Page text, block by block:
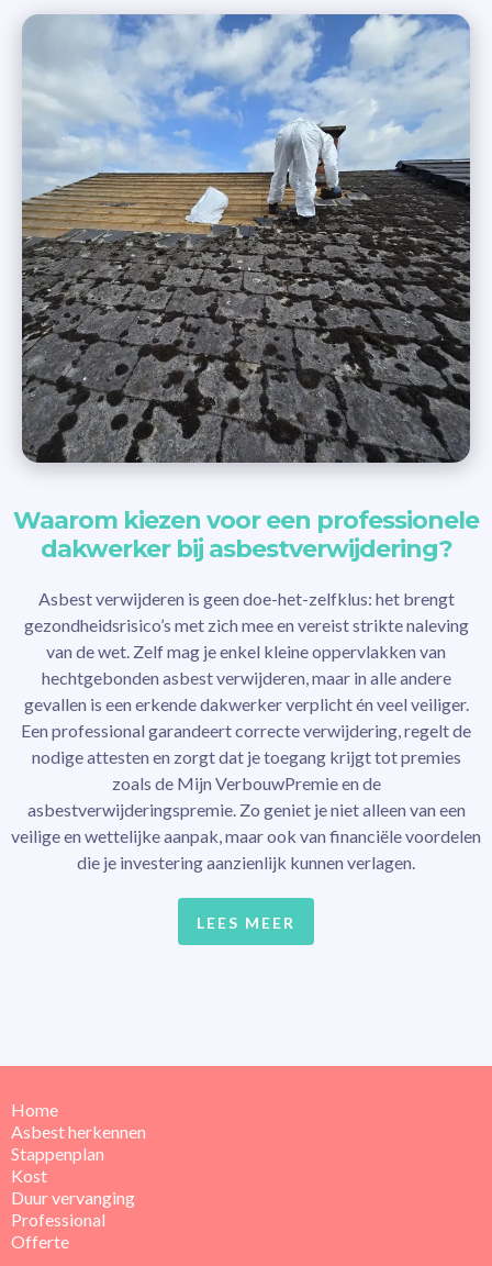
Waarom kiezen voor een professionele
dakwerker bij asbestverwijdering?
Asbest verwijderen is geen doe-het-zelfklus: het brengt
gezondheidsrisico’s met zich mee en vereist strikte naleving
van de wet. Zelf mag je enkel kleine oppervlakken van
hechtgebonden asbest verwijderen, maar in alle andere
gevallen is een erkende dakwerker verplicht én veel veiliger.
Een professional garandeert correcte verwijdering, regelt de
nodige attesten en zorgt dat je toegang krijgt tot premies
zoals de Mijn VerbouwPremie en de
asbestverwijderingspremie. Zo geniet je niet alleen van een
veilige en wettelijke aanpak, maar ook van financiële voordelen
die je investering aanzienlijk kunnen verlagen.
LEES MEER
Home
Asbest herkennen
Stappenplan
Kost
Duur vervanging
Professional
Offerte